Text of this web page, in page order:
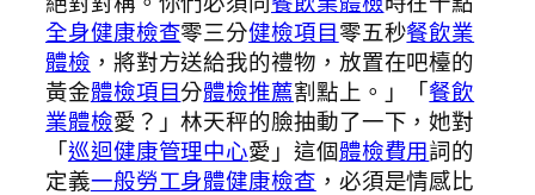
全身健康檢查零三分健檢項目零五秒餐飲業
體檢 ，將對方送給我的禮物，放置在吧檯的
黃金體檢項目分體檢推薦割點上。」「餐飲
業體檢愛？」林天秤的臉抽動了一下，她對
「巡迴健康管理中心愛」這個體檢費用詞的
定義一般勞工身體健康檢查 ，必須是情感比